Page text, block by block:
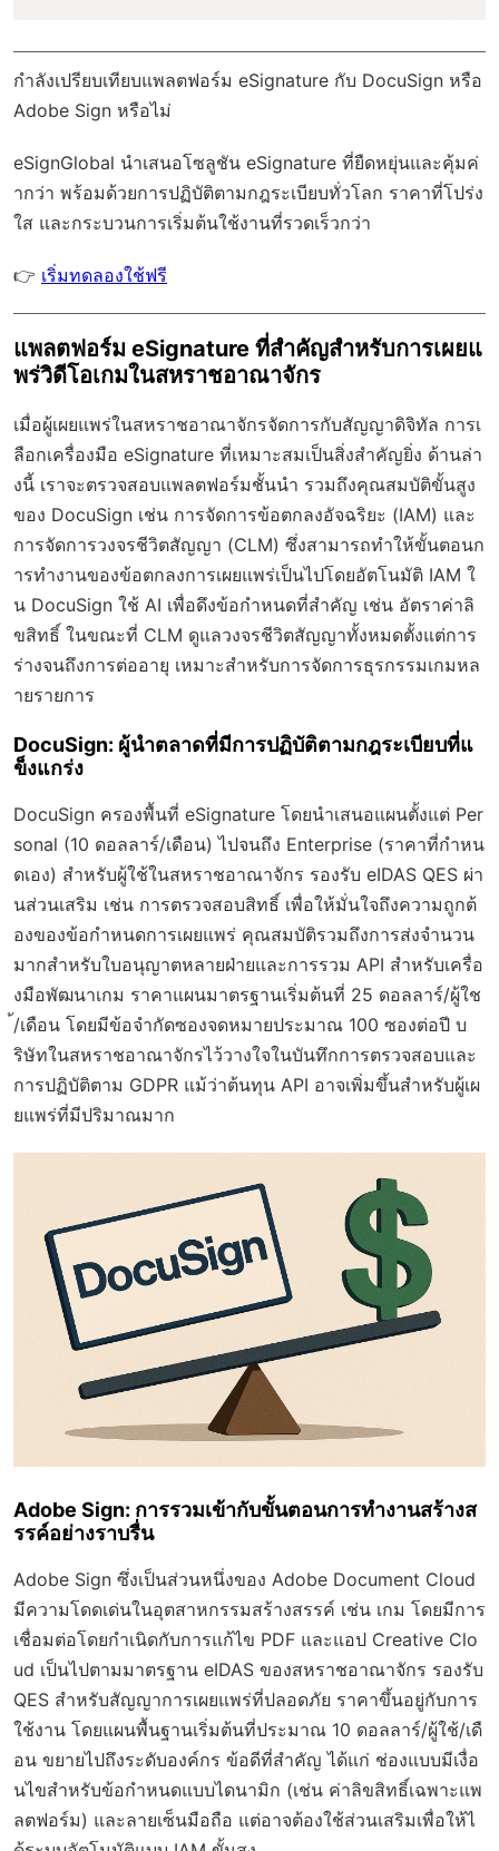
กำลังเปรียบเทียบแพลตฟอร์ม eSignature กับ DocuSign หรือ
Adobe Sign หรือไม่
eSignGlobal นำเสนอโซลูชัน eSignature ที่ยืดหยุ่นและคุ้มค่
ากว่า พร้อมด้วยการปฏิบัติตามกฎระเบียบทั่วโลก ราคาที่โปร่ง
ใส และกระบวนการเริ่มต้นใช้งานที่รวดเร็วกว่า
👉 เริ่มทดลองใช้ฟรี
แพลตฟอร์ม eSignature ที่สำคัญสำหรับการเผยแ
พร่วิดีโอเกมในสหราชอาณาจักร
เมื่อผู้เผยแพร่ในสหราชอาณาจักรจัดการกับสัญญาดิจิทัล การเ
ลือกเครื่องมือ eSignature ที่เหมาะสมเป็นสิ่งสำคัญยิ่ง ด้านล่า
งนี้ เราจะตรวจสอบแพลตฟอร์มชั้นนำ รวมถึงคุณสมบัติขั้นสูง
ของ DocuSign เช่น การจัดการข้อตกลงอัจฉริยะ (IAM) และ
การจัดการวงจรชีวิตสัญญา (CLM) ซึ่งสามารถทำให้ขั้นตอนก
ารทำงานของข้อตกลงการเผยแพร่เป็นไปโดยอัตโนมัติ IAM ใ
น DocuSign ใช้ AI เพื่อดึงข้อกำหนดที่สำคัญ เช่น อัตราค่าลิ
ขสิทธิ์ ในขณะที่ CLM ดูแลวงจรชีวิตสัญญาทั้งหมดตั้งแต่การ
ร่างจนถึงการต่ออายุ เหมาะสำหรับการจัดการธุรกรรมเกมหล
ายรายการ
DocuSign: ผู้นำตลาดที่มีการปฏิบัติตามกฎระเบียบที่แ
ข็งแกร่ง
DocuSign ครองพื้นที่ eSignature โดยนำเสนอแผนตั้งแต่ Per
sonal (10 ดอลลาร์/เดือน) ไปจนถึง Enterprise (ราคาที่กำหน
ดเอง) สำหรับผู้ใช้ในสหราชอาณาจักร รองรับ eIDAS QES ผ่า
นส่วนเสริม เช่น การตรวจสอบสิทธิ์ เพื่อให้มั่นใจถึงความถูกต้
องของข้อกำหนดการเผยแพร่ คุณสมบัติรวมถึงการส่งจำนวน
มากสำหรับใบอนุญาตหลายฝ่ายและการรวม API สำหรับเครื่อ
งมือพัฒนาเกม ราคาแผนมาตรฐานเริ่มต้นที่ 25 ดอลลาร์/ผู้ใช
้/เดือน โดยมีข้อจำกัดซองจดหมายประมาณ 100 ซองต่อปี บ
ริษัทในสหราชอาณาจักรไว้วางใจในบันทึกการตรวจสอบและ
การปฏิบัติตาม GDPR แม้ว่าต้นทุน API อาจเพิ่มขึ้นสำหรับผู้เผ
ยแพร่ที่มีปริมาณมาก
Adobe Sign: การรวมเข้ากับขั้นตอนการทำงานสร้างส
รรค์อย่างราบรื่น
Adobe Sign ซึ่งเป็นส่วนหนึ่งของ Adobe Document Cloud
มีความโดดเด่นในอุตสาหกรรมสร้างสรรค์ เช่น เกม โดยมีการ
เชื่อมต่อโดยกำเนิดกับการแก้ไข PDF และแอป Creative Clo
ud เป็นไปตามมาตรฐาน eIDAS ของสหราชอาณาจักร รองรับ
QES สำหรับสัญญาการเผยแพร่ที่ปลอดภัย ราคาขึ้นอยู่กับการ
ใช้งาน โดยแผนพื้นฐานเริ่มต้นที่ประมาณ 10 ดอลลาร์/ผู้ใช้/เดื
อน ขยายไปถึงระดับองค์กร ข้อดีที่สำคัญ ได้แก่ ช่องแบบมีเงื่อ
นไขสำหรับข้อกำหนดแบบไดนามิก (เช่น ค่าลิขสิทธิ์เฉพาะแพ
ลตฟอร์ม) และลายเซ็นมือถือ แต่อาจต้องใช้ส่วนเสริมเพื่อให้ไ